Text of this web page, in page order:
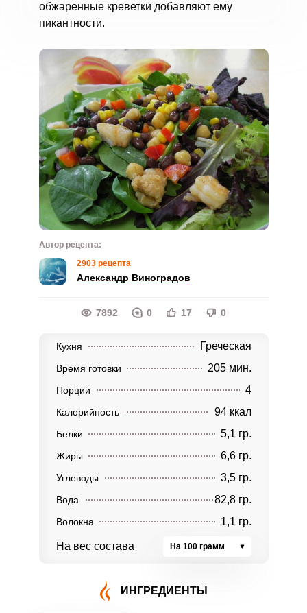
обжаренные креветки добавляют ему
пикантности.
Автор рецепта:
2903 рецепта
Александр Виноградов
7892 0 17 0
Кухня Греческая
Время готовки 205 мин.
Порции 4
Калорийность 94 ккал
Белки 5,1 гр.
Жиры 6,6 гр.
Углеводы 3,5 гр.
Вода 82,8 гр.
Волокна 1,1 гр.
На вес состава На 100 грамм
ИНГРЕДИЕНТЫ